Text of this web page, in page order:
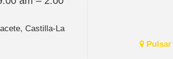
Pulsar
Castilla-La